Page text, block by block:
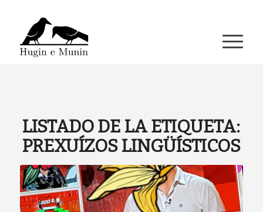
LISTADO DE LA ETIQUETA:
PREXUÍZOS LINGÜÍSTICOS